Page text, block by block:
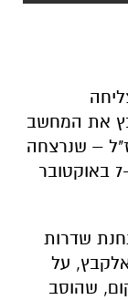
את המחשב
– שנרצחה
במהלך מתקפת הטרור בכפר עזה ב-7 באוקטובר
שדרות
אלקבץ, על
שהוסב